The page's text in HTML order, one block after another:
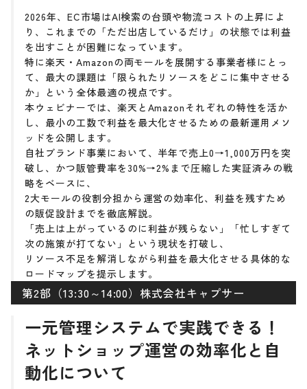
2026年、EC市場はAI検索の台頭や物流コストの上昇によ
り、これまでの「ただ出店しているだけ」の状態では利益
を出すことが困難になっています。
特に楽天・Amazonの両モールを展開する事業者様にとっ
て、最大の課題は「限られたリソースをどこに集中させる
か」という全体最適の視点です。
本ウェビナーでは、楽天とAmazonそれぞれの特性を活か
し、最小の工数で利益を最大化させるための最新運用メソ
ッドを公開します。
自社ブランド事業において、半年で売上0→1,000万円を突
破し、かつ販管費率を30%→2%まで圧縮した実証済みの戦
略をベースに、
2大モールの役割分担から運営の効率化、利益を残すため
の販促設計までを徹底解説。
「売上は上がっているのに利益が残らない」「忙しすぎて
次の施策が打てない」という現状を打破し、
リソース不足を解消しながら利益を最大化させる具体的な
ロードマップを提示します。
第2部（13:30～14:00）株式会社キャプサー
一元管理システムで実践できる！
ネットショップ運営の効率化と自
動化について